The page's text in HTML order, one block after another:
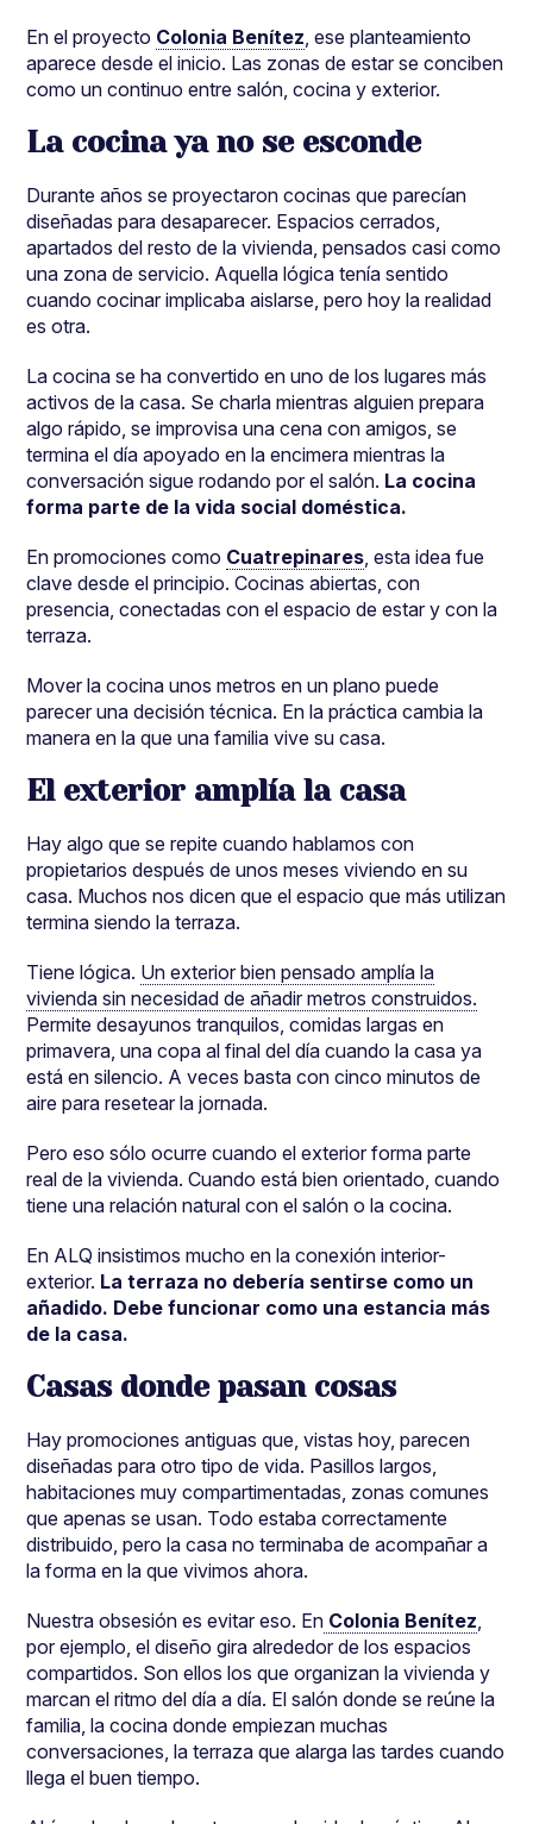
En el proyecto Colonia Benítez , ese planteamiento
aparece desde el inicio. Las zonas de estar se conciben
como un continuo entre salón, cocina y exterior.
La cocina ya no se esconde
Durante años se proyectaron cocinas que parecían
diseñadas para desaparecer. Espacios cerrados,
apartados del resto de la vivienda, pensados casi como
una zona de servicio. Aquella lógica tenía sentido
cuando cocinar implicaba aislarse, pero hoy la realidad
es otra.
La cocina se ha convertido en uno de los lugares más
activos de la casa. Se charla mientras alguien prepara
algo rápido, se improvisa una cena con amigos, se
termina el día apoyado en la encimera mientras la
conversación sigue rodando por el salón. La cocina
forma parte de la vida social doméstica.
En promociones como Cuatrepinares , esta idea fue
clave desde el principio. Cocinas abiertas, con
presencia, conectadas con el espacio de estar y con la
terraza.
Mover la cocina unos metros en un plano puede
parecer una decisión técnica. En la práctica cambia la
manera en la que una familia vive su casa.
El exterior amplía la casa
Hay algo que se repite cuando hablamos con
propietarios después de unos meses viviendo en su
casa. Muchos nos dicen que el espacio que más utilizan
termina siendo la terraza.
Tiene lógica. Un exterior bien pensado amplía la
vivienda sin necesidad de añadir metros construidos.
Permite desayunos tranquilos, comidas largas en
primavera, una copa al final del día cuando la casa ya
está en silencio. A veces basta con cinco minutos de
aire para resetear la jornada.
Pero eso sólo ocurre cuando el exterior forma parte
real de la vivienda. Cuando está bien orientado, cuando
tiene una relación natural con el salón o la cocina.
En ALQ insistimos mucho en la conexión interior-
exterior. La terraza no debería sentirse como un
añadido. Debe funcionar como una estancia más
de la casa.
Casas donde pasan cosas
Hay promociones antiguas que, vistas hoy, parecen
diseñadas para otro tipo de vida. Pasillos largos,
habitaciones muy compartimentadas, zonas comunes
que apenas se usan. Todo estaba correctamente
distribuido, pero la casa no terminaba de acompañar a
la forma en la que vivimos ahora.
Nuestra obsesión es evitar eso. En Colonia Benítez
por ejemplo, el diseño gira alrededor de los espacios
compartidos. Son ellos los que organizan la vivienda y
marcan el ritmo del día a día. El salón donde se reúne la
familia, la cocina donde empiezan muchas
conversaciones, la terraza que alarga las tardes cuando
llega el buen tiempo.